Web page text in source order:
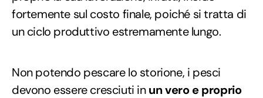
fortemente sul costo finale, poiché si tratta di
un ciclo produttivo estremamente lungo.
Non potendo pescare lo storione, i pesci
devono essere cresciuti inun vero e proprio